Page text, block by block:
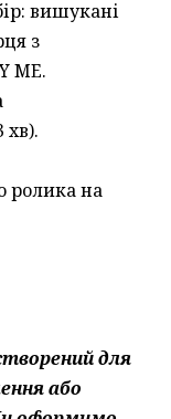
вишукані
з
ME.
хв).
ролика на
для
або